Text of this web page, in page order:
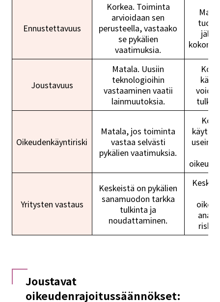
Ennustettavuus
Korkea. Toiminta
arvioidaan sen
perusteella, vastaako
se pykälien
vaatimuksia.
Joustavuus
Matala. Uusiin
teknologioihin
vastaaminen vaatii
lainmuutoksia.
Oikeudenkäyntiriski
Matala, jos toiminta
vastaa selvästi
pykälien vaatimuksia.
käytön
usein
Yritysten vastaus
Keskeistä on pykälien
sanamuodon tarkka
tulkinta ja
noudattaminen.
Joustavat
oikeudenrajoitussäännökset: